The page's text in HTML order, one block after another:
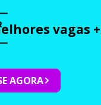
vagas
AGORA